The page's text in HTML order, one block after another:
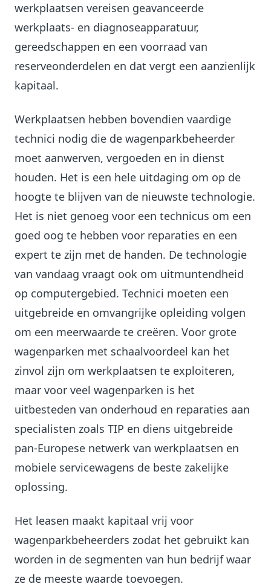
werkplaatsen vereisen geavanceerde
werkplaats- en diagnoseapparatuur,
gereedschappen en een voorraad van
reserveonderdelen en dat vergt een aanzienlijk
kapitaal.
Werkplaatsen hebben bovendien vaardige
technici nodig die de wagenparkbeheerder
moet aanwerven, vergoeden en in dienst
houden. Het is een hele uitdaging om op de
hoogte te blijven van de nieuwste technologie.
Het is niet genoeg voor een technicus om een
goed oog te hebben voor reparaties en een
expert te zijn met de handen. De technologie
van vandaag vraagt ook om uitmuntendheid
op computergebied. Technici moeten een
uitgebreide en omvangrijke opleiding volgen
om een meerwaarde te creëren. Voor grote
wagenparken met schaalvoordeel kan het
zinvol zijn om werkplaatsen te exploiteren,
maar voor veel wagenparken is het
uitbesteden van onderhoud en reparaties aan
specialisten zoals TIP en diens uitgebreide
pan-Europese netwerk van werkplaatsen en
mobiele servicewagens de beste zakelijke
oplossing.
Het leasen maakt kapitaal vrij voor
wagenparkbeheerders zodat het gebruikt kan
worden in de segmenten van hun bedrijf waar
ze de meeste waarde toevoegen.